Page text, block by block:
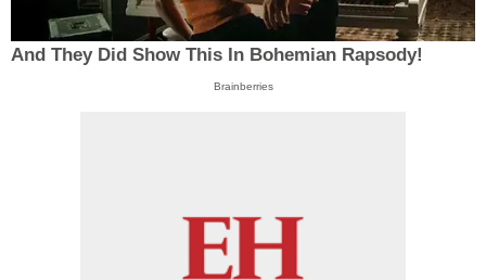
And They Did Show This In Bohemian Rapsody!
Brainberries